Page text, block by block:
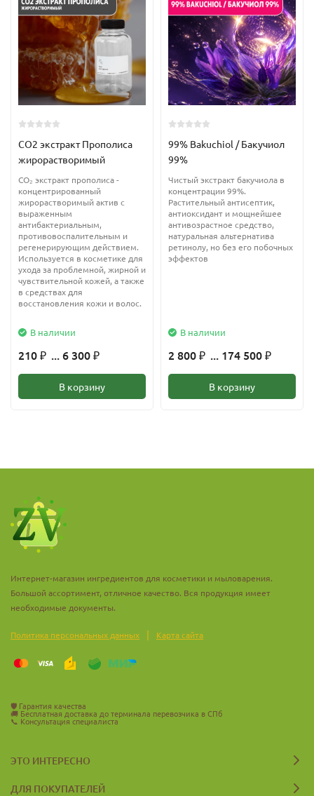
Увлажняющий крем для лица - 2-3%
Увлажняющий крем для рук - 3%
Увлажняющая маска для лица: 3-5%
Пена для ванны - 4%
Бетаин - 100% растительный компонент, относится к классу
аминокислот.
- структурообразователь пены
- улучшает блеск волос
- смягчает кожу и волосы
- уменьшает раздражающее действие ПАВов
Применение:
Средства для кожи:
- увлажняющие, успокаивающие, защитные лосьоны и кремы
для лица и тела
- кремы для рук
- увлажняющие маски для лица
- кремы с АНА-кислотами
- уход за областью вокруг глаз
- лечение сухой кожи лица
- солнцезащитные средства
В этих продуктах натуральный бетаин уменьшает
трансдермальную потерю воды, увлажняет и дает коже
гладкость и мягкость.
- шампуни и бальзамы для волос
- кондиционеры для волос
- лечебные тоники для волос
В этих продуктах натуральный бетаин делает волосы
CO2 экстракт Прополиса
жирорастворимый
CO₂ экстракт прополиса -
концентрированный
жирорастворимый актив с
выраженным
антибактериальным,
противовоспалительным и
регенерирующим действием.
Используется в косметике для
ухода за проблемной, жирной и
чувствительной кожей, а также
в средствах для
восстановления кожи и волос.
В наличии
210 ₽ ... 6 300 ₽
В корзину
99% Bakuchiol / Бакучиол
99%
Чистый экстракт бакучиола в
концентрации 99%.
Растительный антисептик,
антиоксидант и мощнейшее
антивозрастное средство,
натуральная альтернатива
ретинолу, но без его побочных
эффектов
В наличии
2 800 ₽ ... 174 500 ₽
В корзину
Интернет-магазин ингредиентов для косметики и мыловарения.
Большой ассортимент, отличное качество. Вся продукция имеет
необходимые документы.
Политика персональных данных | Карта сайта
🛡️ Гарантия качества
🚚 Бесплатная доставка до терминала перевозчика в СПб
📞 Консультация специалиста
ЭТО ИНТЕРЕСНО
ДЛЯ ПОКУПАТЕЛЕЙ